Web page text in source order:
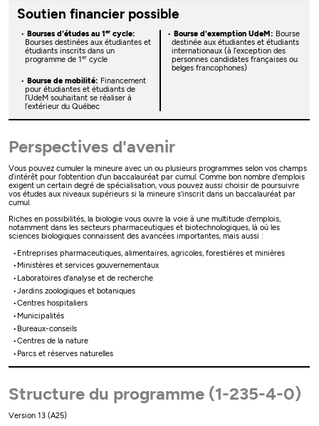
Soutien financier possible
Bourses d'études au 1 ercycle:
Bourses destinées aux étudiantes et
étudiants inscrits dans un
programme de 1 ercycle
Bourse d'exemption UdeM: Bourse
destinée aux étudiantes et étudiants
internationaux (à l’exception des
personnes candidates françaises ou
belges francophones)
Bourse de mobilité: Financement
pour étudiantes et étudiants de
l’UdeM souhaitant se réaliser à
l’extérieur du Québec
Perspectives d'avenir
Vous pouvez cumuler la mineure avec un ou plusieurs programmes selon vos champs
d’intérêt pour l'obtention d'un baccalauréat par cumul. Comme bon nombre d'emplois
exigent un certain degré de spécialisation, vous pouvez aussi choisir de poursuivre
vos études aux niveaux supérieurs si la mineure s'inscrit dans un baccalauréat par
cumul.
Riches en possibilités, la biologie vous ouvre la voie à une multitude d'emplois,
notamment dans les secteurs pharmaceutiques et biotechnologiques, là où les
sciences biologiques connaissent des avancées importantes, mais aussi :
Entreprises pharmaceutiques, alimentaires, agricoles, forestières et minières
Ministères et services gouvernementaux
Laboratoires d'analyse et de recherche
Jardins zoologiques et botaniques
Centres hospitaliers
Municipalités
Bureaux-conseils
Centres de la nature
Parcs et réserves naturelles
Structure du programme (1-235-4-0)
Version 13 (A25)